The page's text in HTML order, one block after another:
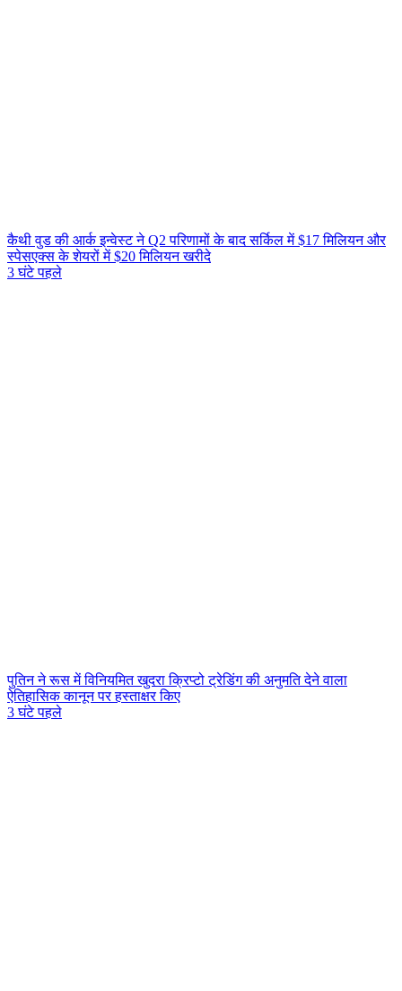
कैथी वुड की आर्क इन्वेस्ट ने Q2 परिणामों के बाद सर्किल में $17 मिलियन और
स्पेसएक्स के शेयरों में $20 मिलियन खरीदे
3 घंटे पहले
पुतिन ने रूस में विनियमित खुदरा क्रिप्टो ट्रेडिंग की अनुमति देने वाला
ऐतिहासिक कानून पर हस्ताक्षर किए
3 घंटे पहले